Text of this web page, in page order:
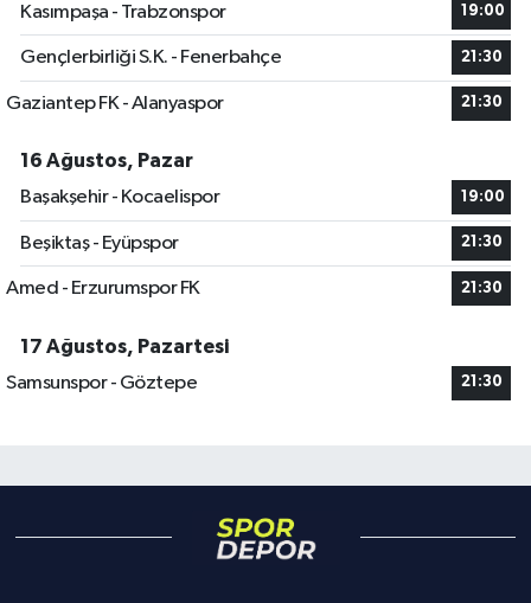
Kasımpaşa - Trabzonspor 19:00
Gençlerbirliği S.K. - Fenerbahçe 21:30
Gaziantep FK - Alanyaspor 21:30
16 Ağustos, Pazar
Başakşehir - Kocaelispor
19:00
Beşiktaş - Eyüpspor 21:30
Amed - Erzurumspor FK 21:30
17 Ağustos, Pazartesi
Samsunspor - Göztepe
21:30